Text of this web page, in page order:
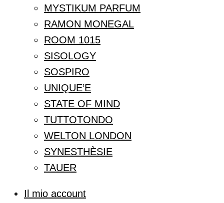
MYSTIKUM PARFUM
RAMON MONEGAL
ROOM 1015
SISOLOGY
SOSPIRO
UNIQUE’E
STATE OF MIND
TUTTOTONDO
WELTON LONDON
SYNESTHÈSIE
TAUER
Il mio account